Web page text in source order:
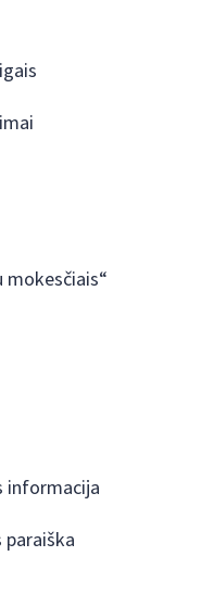
mokesčiais“
informacija